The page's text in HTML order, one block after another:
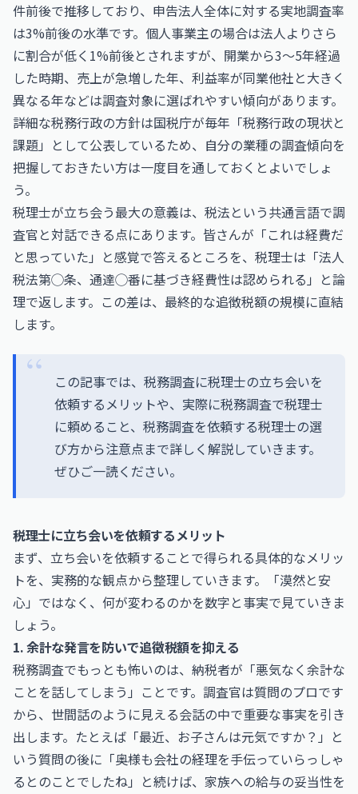
件前後で推移しており、申告法人全体に対する実地調査率
は3%前後の水準です。個人事業主の場合は法人よりさら
に割合が低く1%前後とされますが、開業から3〜5年経過
した時期、売上が急増した年、利益率が同業他社と大きく
異なる年などは調査対象に選ばれやすい傾向があります。
詳細な税務行政の方針は国税庁が毎年「税務行政の現状と
課題」として公表しているため、自分の業種の調査傾向を
把握しておきたい方は一度目を通しておくとよいでしょ
う。
税理士が立ち会う最大の意義は、税法という共通言語で調
査官と対話できる点にあります。皆さんが「これは経費だ
と思っていた」と感覚で答えるところを、税理士は「法人
税法第◯条、通達◯番に基づき経費性は認められる」と論
理で返します。この差は、最終的な追徴税額の規模に直結
します。
この記事では、税務調査に税理士の立ち会いを
依頼するメリットや、実際に税務調査で税理士
に頼めること、税務調査を依頼する税理士の選
び方から注意点まで詳しく解説していきます。
ぜひご一読ください。
税理士に立ち会いを依頼するメリット
まず、立ち会いを依頼することで得られる具体的なメリッ
トを、実務的な観点から整理していきます。「漠然と安
心」ではなく、何が変わるのかを数字と事実で見ていきま
しょう。
1. 余計な発言を防いで追徴税額を抑える
税務調査でもっとも怖いのは、納税者が「悪気なく余計な
ことを話してしまう」ことです。調査官は質問のプロです
から、世間話のように見える会話の中で重要な事実を引き
出します。たとえば「最近、お子さんは元気ですか？」と
いう質問の後に「奥様も会社の経理を手伝っていらっしゃ
るとのことでしたね」と続けば、家族への給与の妥当性を